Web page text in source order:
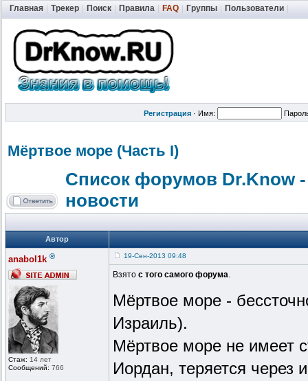
Главная Трекер Поиск Правила FAQ Группы Пользователи
Регистрация · Имя:
Мёртвое море (Часть I)
Список форумов Dr.Know
новости
Автор
anabol1k ®
Стаж: 14 лет
Сообщений: 766
19-Сен-2013 09:48
Взято с того самого форума.
Мёртвое море -
Израиль).
Мёртвое море не имеет
Иордан, теряется через